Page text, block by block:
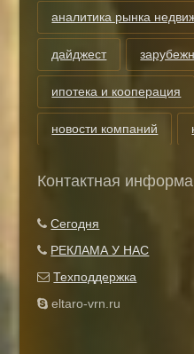
аналитика рынка
дайджест
ипотека и кооперация
новости компаний
Контактная
Сегодня
РЕКЛАМА У НАС
Техподдержка
eltaro-vrn.ru